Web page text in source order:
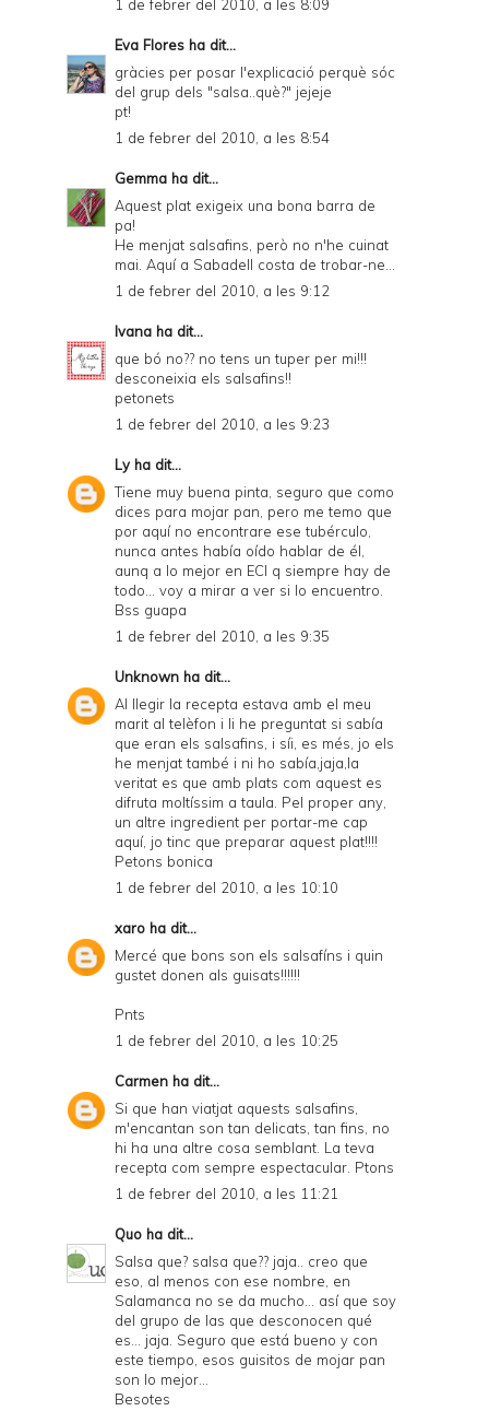
1 de febrer del 2010, a les 8:09
Eva Flores ha dit...
gràcies per posar l'explicació perquè sóc
del grup dels "salsa..què?" jejeje
pt!
1 de febrer del 2010, a les 8:54
Gemma ha dit...
Aquest plat exigeix una bona barra de
pa!
He menjat salsafins, però no n'he cuinat
mai. Aquí a Sabadell costa de trobar-ne...
1 de febrer del 2010, a les 9:12
Ivana ha dit...
que bó no?? no tens un tuper per mi!!!
desconeixia els salsafins!!
petonets
1 de febrer del 2010, a les 9:23
Lyha dit...
Tiene muy buena pinta, seguro que como
dices para mojar pan, pero me temo que
por aquí no encontrare ese tubérculo,
nunca antes había oído hablar de él,
aunq a lo mejor en ECI q siempre hay de
todo... voy a mirar a ver si lo encuentro.
Bss guapa
1 de febrer del 2010, a les 9:35
Unknown ha dit...
Al llegir la recepta estava amb el meu
marit al telèfon i li he preguntat si sabía
que eran els salsafins, i síi, es més, jo els
he menjat també i ni ho sabía,jaja,la
veritat es que amb plats com aquest es
difruta moltíssim a taula. Pel proper any,
un altre ingredient per portar-me cap
aquí, jo tinc que preparar aquest plat!!!!
Petons bonica
1 de febrer del 2010, a les 10:10
xaro ha dit...
Mercé que bons son els salsafíns i quin
gustet donen als guisats!!!!!!
Pnts
1 de febrer del 2010, a les 10:25
Carmen ha dit...
Si que han viatjat aquests salsafins,
m'encantan son tan delicats, tan fins, no
hi ha una altre cosa semblant. La teva
recepta com sempre espectacular. Ptons
1 de febrer del 2010, a les 11:21
Quo ha dit...
Salsa que? salsa que?? jaja.. creo que
eso, al menos con ese nombre, en
Salamanca no se da mucho... así que soy
del grupo de las que desconocen qué
es... jaja. Seguro que está bueno y con
este tiempo, esos guisitos de mojar pan
son lo mejor...
Besotes